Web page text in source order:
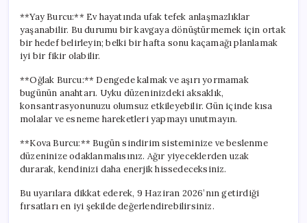
**Yay Burcu:** Ev hayatında ufak tefek anlaşmazlıklar
yaşanabilir. Bu durumu bir kavgaya dönüştürmemek için ortak
bir hedef belirleyin; belki bir hafta sonu kaçamağı planlamak
iyi bir fikir olabilir.
**Oğlak Burcu:** Dengede kalmak ve aşırı yormamak
bugünün anahtarı. Uyku düzeninizdeki aksaklık,
konsantrasyonunuzu olumsuz etkileyebilir. Gün içinde kısa
molalar ve esneme hareketleri yapmayı unutmayın.
**Kova Burcu:** Bugün sindirim sisteminize ve beslenme
düzeninize odaklanmalısınız. Ağır yiyeceklerden uzak
durarak, kendinizi daha enerjik hissedeceksiniz.
Bu uyarılara dikkat ederek, 9 Haziran 2026’nın getirdiği
fırsatları en iyi şekilde değerlendirebilirsiniz.